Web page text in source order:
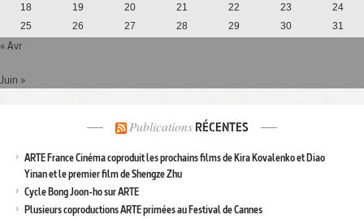
18
19 20 21 22 23
24
25
26 27 28 29 30 31
« Avr
Juin »
Publications RÉCENTES
ARTE France Cinéma coproduit les prochains films de Kira Kovalenko et Diao
Yinan et le premier film de Shengze Zhu
Cycle Bong Joon-ho sur ARTE
Plusieurs coproductions ARTE primées au Festival de Cannes